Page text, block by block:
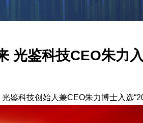
光鉴科技CEO朱力
光鉴科技创始人兼CEO朱力博士入选